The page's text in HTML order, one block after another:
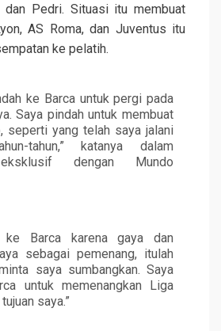
dan Pedri. Situasi itu membuat
AS Roma, dan Juventus itu
ke pelatih.
ke Barca untuk pergi pada
Saya pindah untuk membuat
seperti yang telah saya jalani
tahun,” katanya dalam
dengan Mundo
ke Barca karena gaya dan
sebagai pemenang, itulah
saya sumbangkan. Saya
untuk memenangkan Liga
saya.”